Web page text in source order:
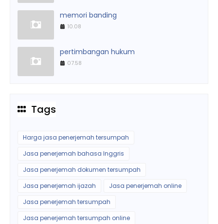
memori banding
10.08
pertimbangan hukum
07.58
Tags
Harga jasa penerjemah tersumpah
Jasa penerjemah bahasa Inggris
Jasa penerjemah dokumen tersumpah
Jasa penerjemah ijazah
Jasa penerjemah online
Jasa penerjemah tersumpah
Jasa penerjemah tersumpah online